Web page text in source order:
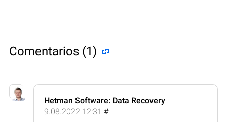
Comentarios (1)
Hetman Software: Data Recovery
9.08.2022 12:31 #